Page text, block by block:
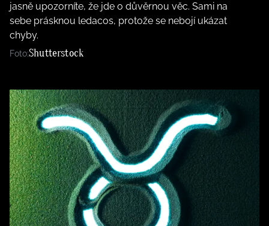
jasně upozorníte, že jde o důvěrnou věc. Sami na
sebe prásknou ledacos, protože se nebojí ukázat
chyby.
Foto:Shutterstock